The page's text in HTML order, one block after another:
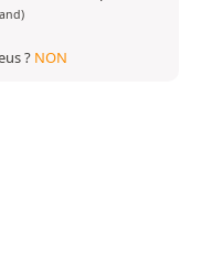
? NON